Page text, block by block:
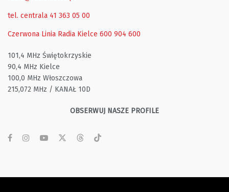
tel. centrala 41 363 05 00
Czerwona Linia Radia Kielce 600 904 600
101,4 MHz Świętokrzyskie
90,4 MHz Kielce
100,0 MHz Włoszczowa
215,072 MHz / KANAŁ 10D
OBSERWUJ NASZE PROFILE